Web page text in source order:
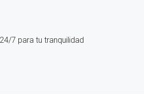
7 para tu tranquilidad